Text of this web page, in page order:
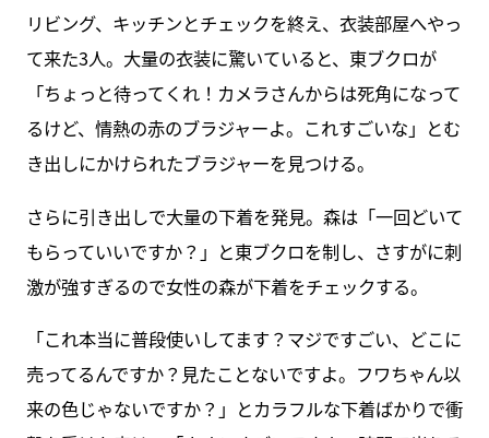
リビング、キッチンとチェックを終え、衣装部屋へやっ
て来た3人。大量の衣装に驚いていると、東ブクロが
「ちょっと待ってくれ！カメラさんからは死角になって
るけど、情熱の赤のブラジャーよ。これすごいな」とむ
き出しにかけられたブラジャーを見つける。
さらに引き出しで大量の下着を発見。森は「一回どいて
もらっていいですか？」と東ブクロを制し、さすがに刺
激が強すぎるので女性の森が下着をチェックする。
「これ本当に普段使いしてます？マジですごい、どこに
売ってるんですか？見たことないですよ。フワちゃん以
来の色じゃないですか？」とカラフルな下着ばかりで衝